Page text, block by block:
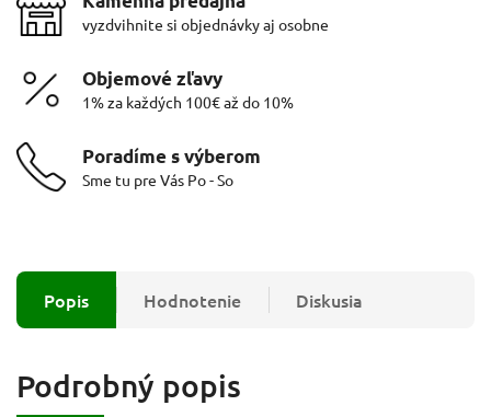
vyzdvihnite si objednávky aj osobne
Objemové zľavy
1% za každých 100€ až do 10%
Poradíme s výberom
Sme tu pre Vás Po - So
Popis Hodnotenie Diskusia
Podrobný popis